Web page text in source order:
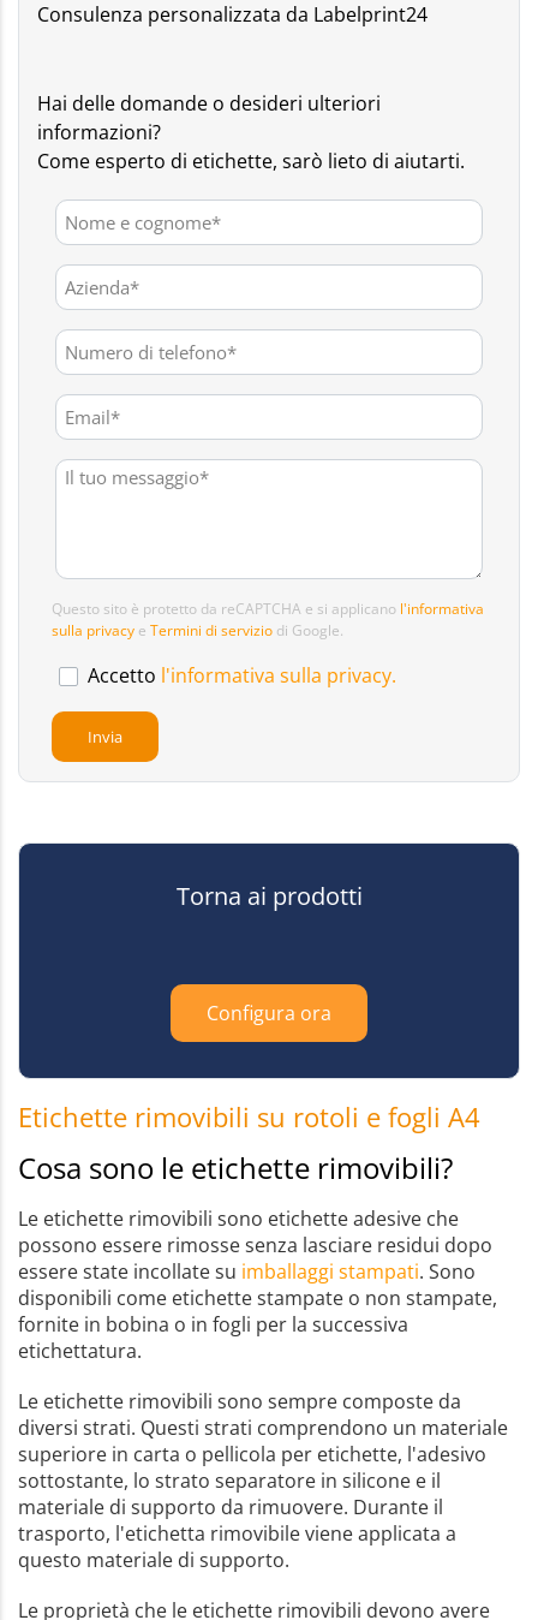
Consulenza personalizzata da Labelprint24
Hai delle domande o desideri ulteriori
informazioni?
Come esperto di etichette, sarò lieto di aiutarti.
Questo sito è protetto da reCAPTCHA e si applicano l'informativa
sulla privacy e Termini di servizio di Google.
Accetto l'informativa sulla privacy.
Torna ai prodotti
Configura ora
Etichette rimovibili su rotoli e fogli A4
Cosa sono le etichette rimovibili?
Le etichette rimovibili sono etichette adesive che
possono essere rimosse senza lasciare residui dopo
essere state incollate su imballaggi stampati. Sono
disponibili come etichette stampate o non stampate,
fornite in bobina o in fogli per la successiva
etichettatura.
Le etichette rimovibili sono sempre composte da
diversi strati. Questi strati comprendono un materiale
superiore in carta o pellicola per etichette, l'adesivo
sottostante, lo strato separatore in silicone e il
materiale di supporto da rimuovere. Durante il
trasporto, l'etichetta rimovibile viene applicata a
questo materiale di supporto.
Le proprietà che le etichette rimovibili devono avere